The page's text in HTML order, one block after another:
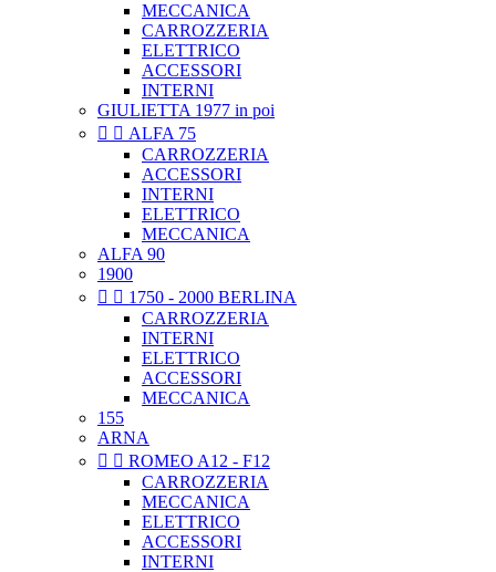
MECCANICA
CARROZZERIA
ELETTRICO
ACCESSORI
INTERNI
GIULIETTA 1977 in poi
  ALFA 75
CARROZZERIA
ACCESSORI
INTERNI
ELETTRICO
MECCANICA
ALFA 90
1900
  1750 - 2000 BERLINA
CARROZZERIA
INTERNI
ELETTRICO
ACCESSORI
MECCANICA
155
ARNA
  ROMEO A12 - F12
CARROZZERIA
MECCANICA
ELETTRICO
ACCESSORI
INTERNI